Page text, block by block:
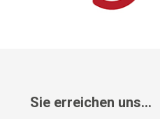
Sie erreichen uns...